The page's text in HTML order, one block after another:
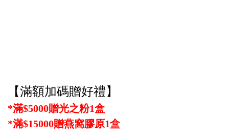
【滿額加碼贈好禮】
*滿$5000贈光之粉1盒
*滿$15000贈燕窩膠原1盒